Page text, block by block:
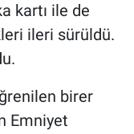
kartı ile de
ileri sürüldü.
birer
Emniyet